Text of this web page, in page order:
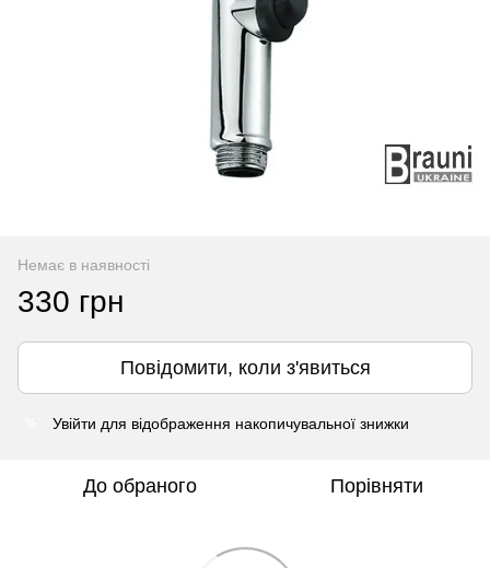
Немає в наявності
330 грн
Повідомити, коли з'явиться
Увійти для відображення накопичувальної знижки
До обраного Порівняти